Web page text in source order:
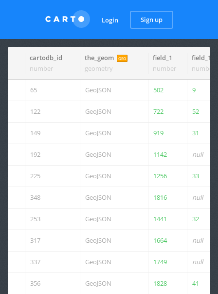
Login Sign up
cartodb_id
number
the_geom GEO
geometry
field_1
number
field_10
number
65 GeoJSON 502 9
122 GeoJSON 722 52
149 GeoJSON 919 31
192 GeoJSON 1142 null
225 GeoJSON 1256 33
348 GeoJSON 1816 null
253 GeoJSON 1441 32
317 GeoJSON 1664 null
337 GeoJSON 1749 null
356 GeoJSON 1828 41